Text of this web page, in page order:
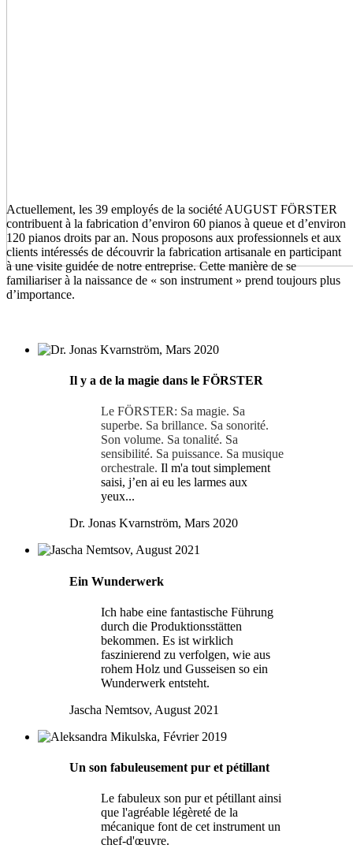
Actuellement, les 39 employés de la société AUGUST FÖRSTER
contribuent à la fabrication d’environ 60 pianos à queue et d’environ
120 pianos droits par an. Nous proposons aux professionnels et aux
clients intéressés de découvrir la fabrication artisanale en participant
à une visite guidée de notre entreprise. Cette manière de se
familiariser à la naissance de « son instrument » prend toujours plus
d’importance.
Il y a de la magie dans le FÖRSTER
Le FÖRSTER: Sa magie. Sa
superbe. Sa brillance. Sa sonorité.
Son volume. Sa tonalité. Sa
sensibilité. Sa puissance. Sa musique
orchestrale. Il m'a tout simplement
saisi, j’en ai eu les larmes aux
yeux...
Dr. Jonas Kvarnström, Mars 2020
Ein Wunderwerk
Ich habe eine fantastische Führung
durch die Produktionsstätten
bekommen. Es ist wirklich
faszinierend zu verfolgen, wie aus
rohem Holz und Gusseisen so ein
Wunderwerk entsteht.
Jascha Nemtsov, August 2021
Un son fabuleusement pur et pétillant
Le fabuleux son pur et pétillant ainsi
que l'agréable légèreté de la
mécanique font de cet instrument un
chef-d'œuvre.